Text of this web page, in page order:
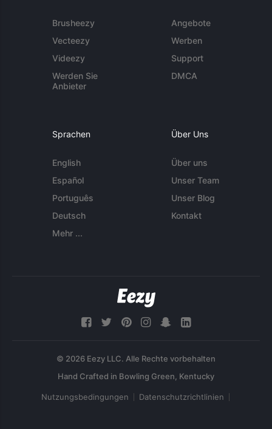
Brusheezy
Vecteezy
Videezy
Werden Sie
Anbieter
Angebote
Werben
Support
DMCA
Sprachen
English
Español
Português
Deutsch
Mehr ...
Über Uns
Über uns
Unser Team
Unser Blog
Kontakt
© 2026 Eezy LLC. Alle Rechte vorbehalten
Nutzungsbedingungen Datenschutzrichtlinien